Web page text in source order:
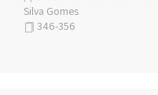
Silva Gomes
346-356